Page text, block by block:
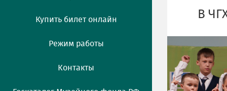
Купить билет онлайн
Режим работы
Контакты
В